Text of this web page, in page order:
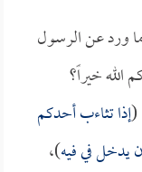
ورد عن الرسول
خيراً؟
(إذا تثاءب أحدكم
يدخل في فيه)،